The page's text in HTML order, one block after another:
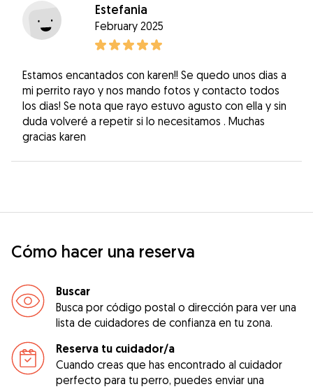
Estefania
February 2025
Estamos encantados con karen!! Se quedo unos dias a
mi perrito rayo y nos mando fotos y contacto todos
los dias! Se nota que rayo estuvo agusto con ella y sin
duda volveré a repetir si lo necesitamos . Muchas
gracias karen
Cómo hacer una reserva
Buscar
Busca por código postal o dirección para ver una
lista de cuidadores de confianza en tu zona.
Reserva tu cuidador/a
Cuando creas que has encontrado al cuidador
perfecto para tu perro, puedes enviar una